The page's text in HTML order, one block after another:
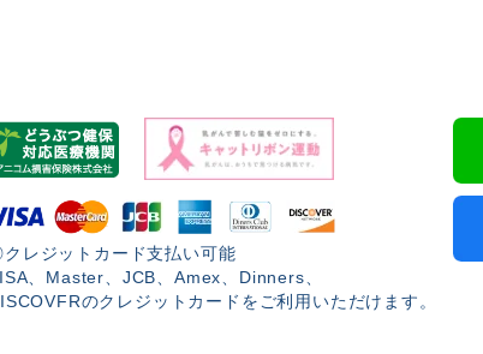
レジットカード支払い可能
、Master、JCB、Amex、Dinners、
のクレジットカードをご利用いただけます。